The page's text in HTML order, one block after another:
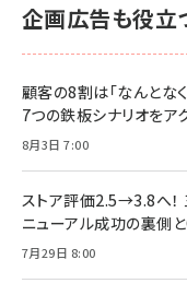
企画広告も役立
顧客の8割は「なんとな
7つの鉄板シナリオをア
8月3日 7:00
ストア評価2.5→3.8へ！
ニューアル成功の裏側
7月29日 8:00